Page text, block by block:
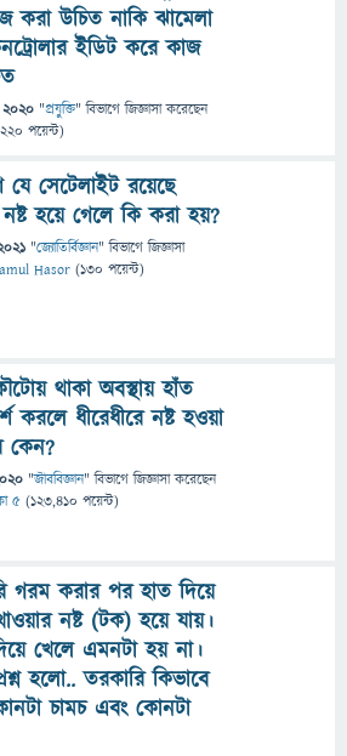
করা উচিত নাকি ঝামেলা
ইডিট করে কাজ
2020 "প্রযুক্তি" বিভাগে জিজ্ঞাসাকরেছেন
220 পয়েন্ট)
যে সেটেলাইট রয়েছে
হয়ে গেলে কি করা হয়?
"জ্যোতির্বিজ্ঞান" বিভাগে জিজ্ঞাসা
Hasor (130 পয়েন্ট)
থাকা অবস্থায় হাঁত
করলে ধীরেধীরে নষ্ট হওয়া
"জীববিজ্ঞান" বিভাগে জিজ্ঞাসাকরেছেন
৫ (123,410 পয়েন্ট)
গরম করার পর হাত দিয়ে
নষ্ট (টক) হয়ে যায়।
খেলে এমনটা হয় না।
হলো.. তরকারি কিভাবে
চামচ এবং কোনটা